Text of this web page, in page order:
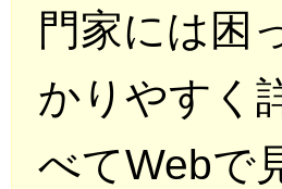
門家には困
かりやすく
べてWebで